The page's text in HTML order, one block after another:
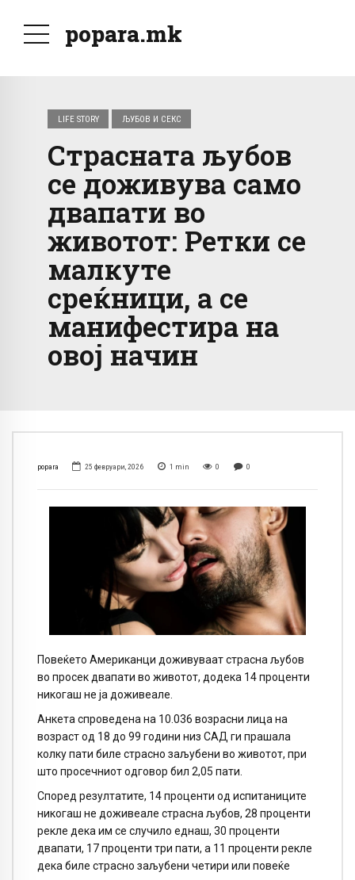
popara.mk
LIFE STORY ЉУБОВ И СЕКС
Страсната љубов
се доживува само
двапати во
животот: Ретки се
малкуте
среќници, а се
манифестира на
овој начин
popara 25 февруари, 2026 1 min 0 0
Повеќето Американци доживуваат страсна љубов
во просек двапати во животот, додека 14 проценти
никогаш не ја доживеале.
Анкета спроведена на 10.036 возрасни лица на
возраст од 18 до 99 години низ САД ги прашала
колку пати биле страсно заљубени во животот, при
што просечниот одговор бил 2,05 пати.
Според резултатите, 14 проценти од испитаниците
никогаш не доживеале страсна љубов, 28 проценти
рекле дека им се случило еднаш, 30 проценти
двапати, 17 проценти три пати, а 11 проценти рекле
дека биле страсно заљубени четири или повеќе